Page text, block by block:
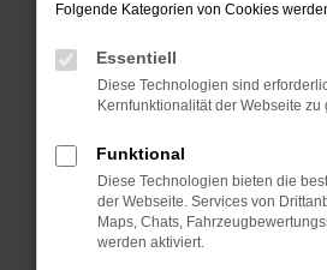
Beim Laden ist ein Fehler
Hier sind ein paar Tipps, die
Überprüfe deine
Laden andere Webseiten,
deine Suchmaschine?
Prüfe deine
Manche Erweiterungen,
Folgende Kategorien von Cookies
Essentiell
Diese Technologien sind
Kernfunktionalität der Webseite
Funktional
Diese Technologien bieten die
der Webseite. Services von
Maps, Chats,
werden aktiviert.